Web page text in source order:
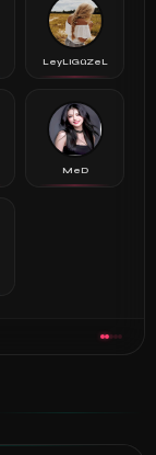
LeyLiGüZeL
MeD